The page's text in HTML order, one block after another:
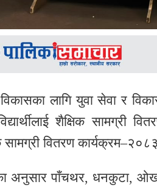
लागि युवासेवा र
शैक्षिक
सामग्री वितरण
अनुसार पाँचथर, धनकुटा,